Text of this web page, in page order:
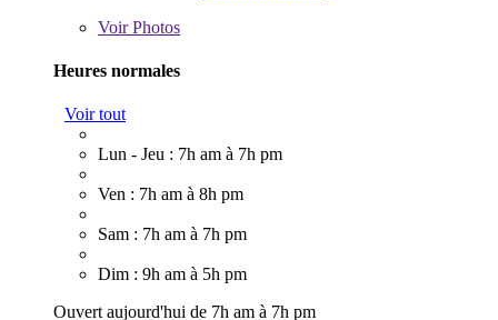
VoirPhotos
Heures normales
Voir tout
Lun - Jeu : 7h am à 7h pm
Ven : 7h am à 8h pm
Sam : 7h am à 7h pm
Dim : 9h am à 5h pm
Ouvert aujourd'hui de 7h am à 7h pm